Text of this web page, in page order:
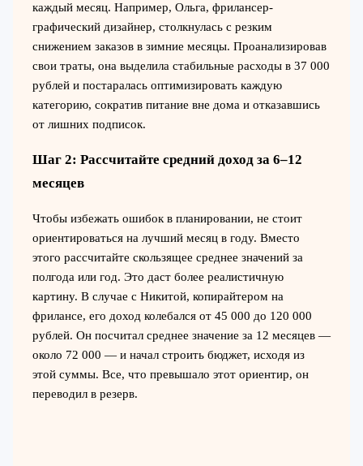
каждый месяц. Например, Ольга, фрилансер-
графический дизайнер, столкнулась с резким
снижением заказов в зимние месяцы. Проанализировав
свои траты, она выделила стабильные расходы в 37 000
рублей и постаралась оптимизировать каждую
категорию, сократив питание вне дома и отказавшись
от лишних подписок.
Шаг 2: Рассчитайте средний доход за 6–12
месяцев
Чтобы избежать ошибок в планировании, не стоит
ориентироваться на лучший месяц в году. Вместо
этого рассчитайте скользящее среднее значений за
полгода или год. Это даст более реалистичную
картину. В случае с Никитой, копирайтером на
фрилансе, его доход колебался от 45 000 до 120 000
рублей. Он посчитал среднее значение за 12 месяцев —
около 72 000 — и начал строить бюджет, исходя из
этой суммы. Все, что превышало этот ориентир, он
переводил в резерв.